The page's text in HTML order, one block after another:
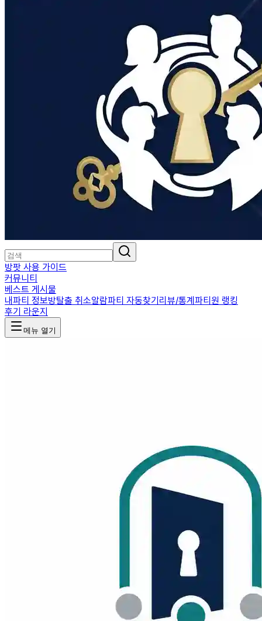
방팟 사용 가이드
커뮤니티
베스트 게시물
내파티 정보방탈출 취소알람파티 자동찾기리뷰/통계파티원 랭킹
후기 라운지
메뉴 열기